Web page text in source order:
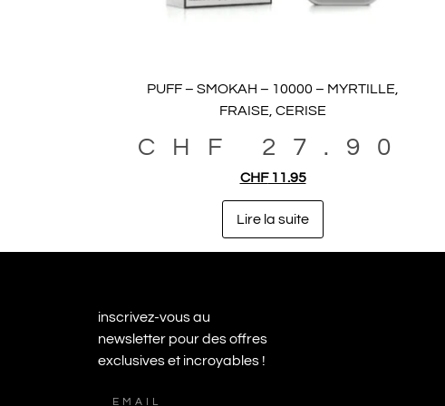
PUFF – SMOKAH – 10000 – MYRTILLE,
FRAISE, CERISE
CHF 27.90
CHF11.95
Lire la suite
inscrivez-vous au
newsletter pour des offres
exclusives et incroyables !